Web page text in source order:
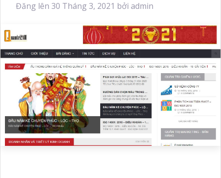
Đăng lên30 Tháng 3, 2021 bởi admin